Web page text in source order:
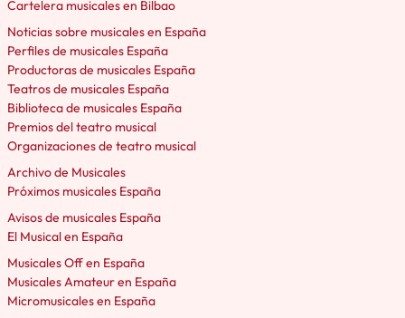
Cartelera musicales en Bilbao
Noticias sobre musicales en España
Perfiles de musicales España
Productoras de musicales España
Teatros de musicales España
Biblioteca de musicales España
Premios del teatro musical
Organizaciones de teatro musical
Archivo de Musicales
Próximos musicales España
Avisos de musicales España
El Musical en España
Musicales Off en España
Musicales Amateur en España
Micromusicales en España